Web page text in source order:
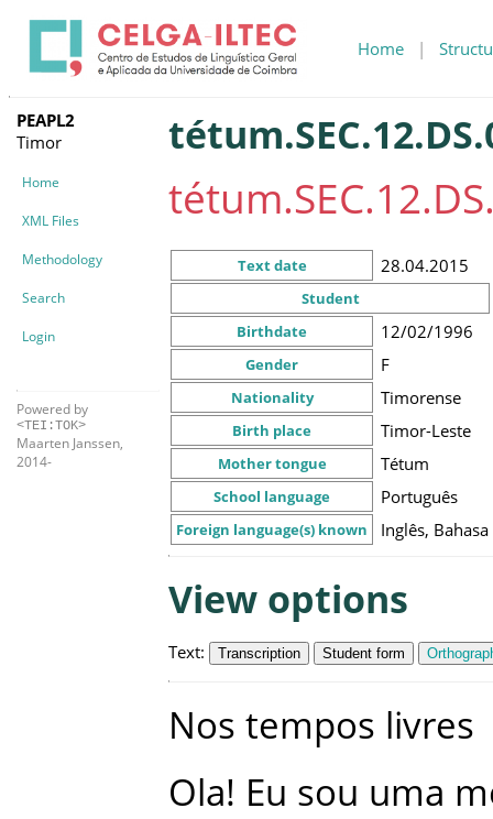
Home |
PEAPL2
Timor
Home
XML Files
Methodology
Search
Login
Powered by
<TEI:TOK>
Maarten Janssen,
2014-
Text date 28.04.2015
Student
Birthdate
12/02/1996
Gender F
Nationality Timorense
Birth place Timor-Leste
Mother tongue Tétum
School language Português
Foreign language(s) known Inglês, Bahasa
View options
Text: Transcription Student form
Nos tempos livres
Ola! Eu sou uma